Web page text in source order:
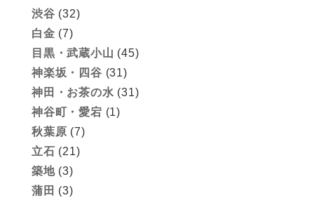
渋谷 (32)
白金 (7)
目黒・武蔵小山 (45)
神楽坂・四谷 (31)
神田・お茶の水 (31)
神谷町・愛宕 (1)
秋葉原 (7)
立石 (21)
築地(3)
蒲田 (3)